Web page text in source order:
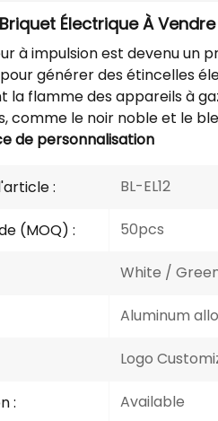
Électrique À Vendre
à impulsion est devenu un
générer des étincelles
la flamme des appareils à
comme le noir noble et le
de personnalisation
: BL-EL12
(MOQ) : 50pcs
White /
Aluminum
Logo
: Available